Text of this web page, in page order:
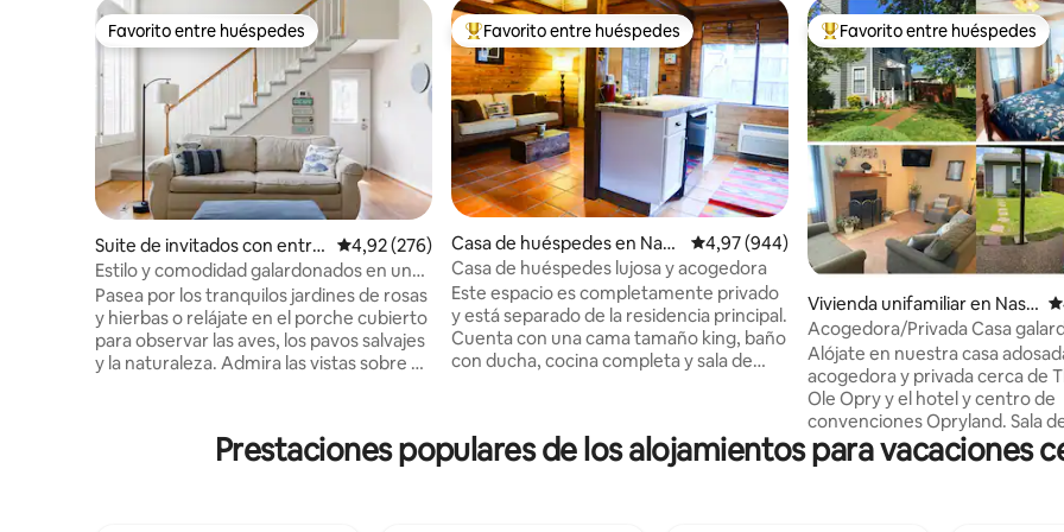
Favorito entre huéspedes
Favorito entre huéspedes
Suite de invitados con entra
da independiente en Nashvil
le
Calificación promedio: 4,92 de 5. 276 evaluaciones
4,92 (276)
Estilo y comodidad galardonados en un
impresionante chalet
Pasea por los tranquilos jardines de rosas
y hierbas o relájate en el porche cubierto
para observar las aves, los pavos salvajes
y la naturaleza. Admira las vistas sobre el
espacioso y lujoso bungalow. Disfruta de
una comida en tu cocina gourmet y
Favorito entre los huéspedes más destacados
Favorito entre huéspedes
Casa de huéspedes en Nash
ville
Calificación promedio: 4,97 de 5. 944
4,97 (944)
Casa de huéspedes lujosa y acogedora
Este espacio es completamente privado
y está separado de la residencia principal.
Cuenta con una cama tamaño king, baño
con ducha, cocina completa y sala de
sensación de amplitud. El suelo está
hecho con baldosas mexicanas de
Favorito entre los huéspedes
Favorito entre huéspedes
Vivienda unifamiliar en Nash
ville
Acogedora/Privada Casa
por Opryland & Opry
Alójate en nuestra casa
acogedora y privada cerca de
Ole Opry y el hotel y centro de
convenciones Opryland. Sala de estar
recientemente reformada. La
a solo 1,5 millas del centro de
Prestaciones populares de los alojamientos para vacaciones